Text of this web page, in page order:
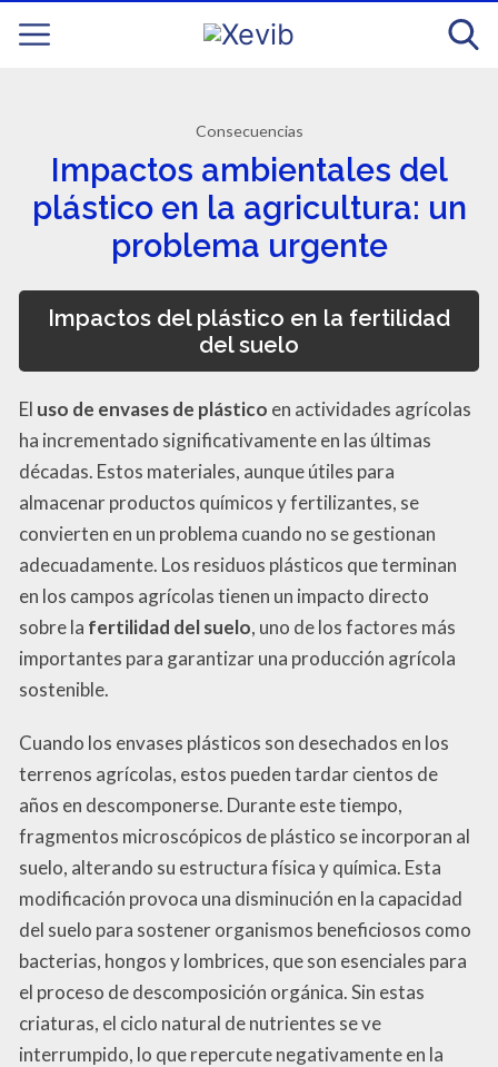
Consecuencias
Impactos ambientales del
plástico en la agricultura: un
problema urgente
Impactos del plástico en la fertilidad
del suelo
El uso de envases de plástico en actividades agrícolas
ha incrementado significativamente en las últimas
décadas. Estos materiales, aunque útiles para
almacenar productos químicos y fertilizantes, se
convierten en un problema cuando no se gestionan
adecuadamente. Los residuos plásticos que terminan
en los campos agrícolas tienen un impacto directo
sobre la fertilidad del suelo, uno de los factores más
importantes para garantizar una producción agrícola
sostenible.
Cuando los envases plásticos son desechados en los
terrenos agrícolas, estos pueden tardar cientos de
años en descomponerse. Durante este tiempo,
fragmentos microscópicos de plástico se incorporan al
suelo, alterando su estructura física y química. Esta
modificación provoca una disminución en la capacidad
del suelo para sostener organismos beneficiosos como
bacterias, hongos y lombrices, que son esenciales para
el proceso de descomposición orgánica. Sin estas
criaturas, el ciclo natural de nutrientes se ve
interrumpido, lo que repercute negativamente en la